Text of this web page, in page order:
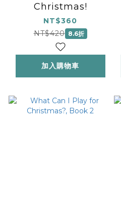
Christmas!
NT$360
NT$420 8.6折
加入購物車